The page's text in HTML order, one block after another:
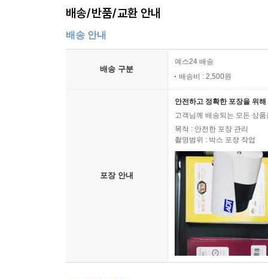
배송/반품/교환 안내
배송 안내
배송 구분
예스24 배송
배송비 : 2,500원
포장 안내
안전하고 정확한 포장을 위
고객님께 배송되는 모든 상
목적 : 안전한 포장 관리
촬영범위 : 박스 포장 작업